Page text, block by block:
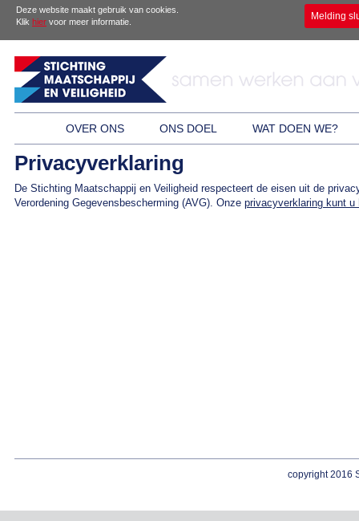
Deze website maakt gebruik van cookies.
Klik hier voor meer informatie. Melding
OVER ONS ONS DOEL WAT DOEN WE?
Privacyverklaring
De Stichting Maatschappij en Veiligheid respecteert de eisen uit de
Verordening Gegevensbescherming (AVG). Onze privacyverklaring kunt u
copyright 2016